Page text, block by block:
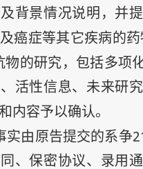
背景情况说明，并
癌症等其它疾病的
物的研究，包括多项
活性信息、未来研
内容予以确认。
实由原告提交的系争
、保密协议、录用